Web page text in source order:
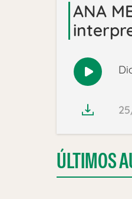
ANA
ÚLTIMOS